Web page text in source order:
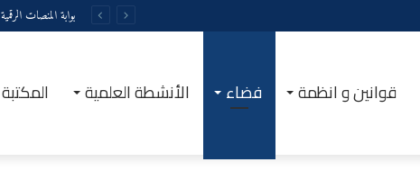
بوابة المنصات الرقمية
قوانين و انظمة فضاء الأنشطة العلمية المكتبة